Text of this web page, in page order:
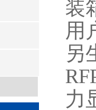
装
用
另
力